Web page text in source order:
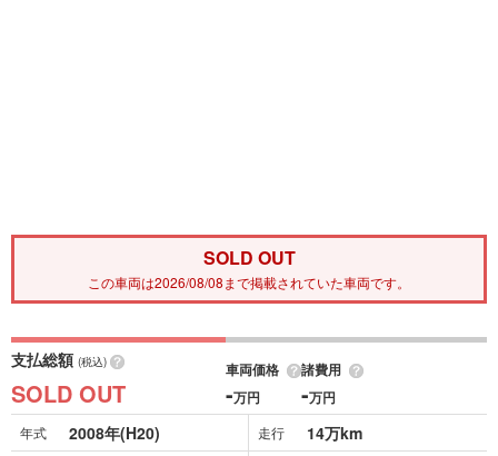
SOLD OUT
この車両は2026/08/08まで掲載されていた車両です。
支払総額 (税込)
SOLD OUT
車両価格
-万円
諸費用
-万円
年式 2008年(H20) 走行 14万km